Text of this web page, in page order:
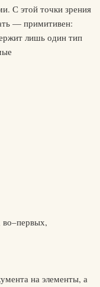
С этой точки зрения
— примитивен:
лишь один тип
на элементы, а